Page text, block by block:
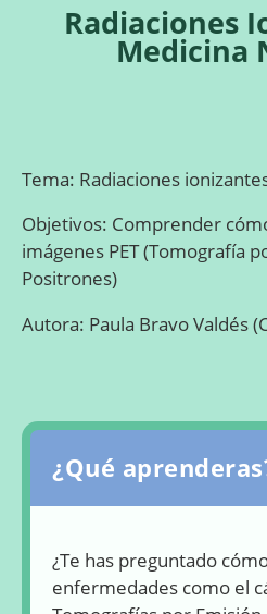
Radiaciones
Medicina
Tema: Radiaciones
Objetivos: Comprender
imágenes PET (Tomografía
Positrones)
Autora: Paula Bravo Valdés
¿Qué
¿Te has preguntado
enfermedades como el